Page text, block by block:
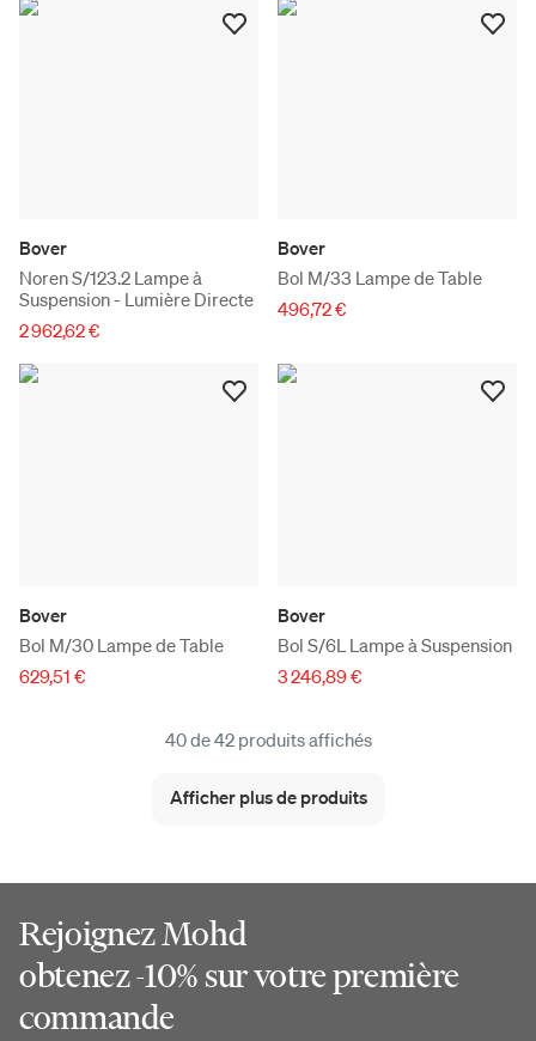
Bover
Noren S/123.2 Lampe à
Suspension - Lumière Directe
2 962,62 €
Bover
Bol M/33 Lampe de Table
496,72 €
Bover
Bol M/30 Lampe de Table
629,51 €
Bover
Bol S/6L Lampe à Suspension
3 246,89 €
40 de 42 produits affichés
Afficher plus de produits
Rejoignez Mohd
obtenez -10% sur votre première
commande